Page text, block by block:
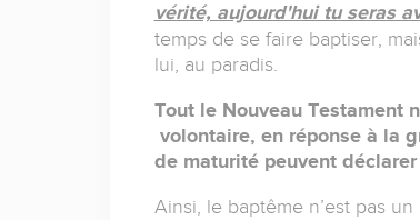
vérité, aujourd'hui tu seras
temps de se faire baptiser,
lui, au paradis.
Tout le Nouveau Testament
volontaire, en réponse à la
de maturité peuvent
Ainsi, le baptême n’est pas